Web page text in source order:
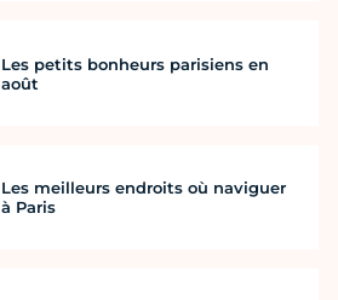
Les petits bonheurs parisiens en
août
Les meilleurs endroits où naviguer
à Paris